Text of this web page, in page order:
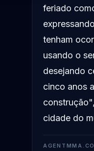
feriado
tenham
usando o
desejando
cinco anos
cidade do